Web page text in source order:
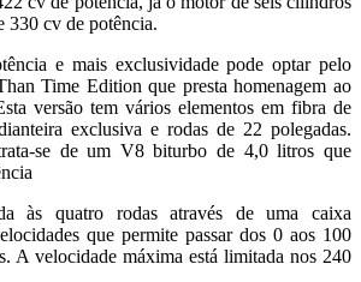
330 cv de potência.
e mais exclusividade pode optar pelo
Time Edition que presta homenagem ao
versão tem vários elementos em fibra de
exclusiva e rodas de 22 polegadas.
se de um V8 biturbo de 4,0 litros que
às quatro rodas através de uma caixa
que permite passar dos 0 aos 100
A velocidade máxima está limitada nos 240